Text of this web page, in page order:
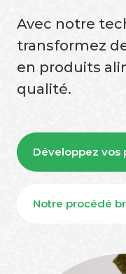
Avec notre
transformez
en produits
qualité.
Développez vos
Notre procédé